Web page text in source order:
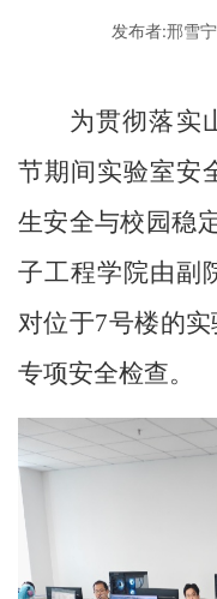
发布者:邢雪
为贯彻落实
节期间实验室安
生安全与校园稳
子工程学院由副
对位于7号楼的
专项安全检查。